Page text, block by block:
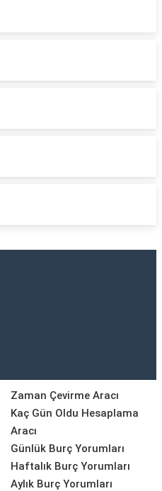
Zaman Çevirme Aracı
Kaç Gün Oldu Hesaplama
Aracı
Günlük Burç Yorumları
Haftalık Burç Yorumları
Aylık Burç Yorumları